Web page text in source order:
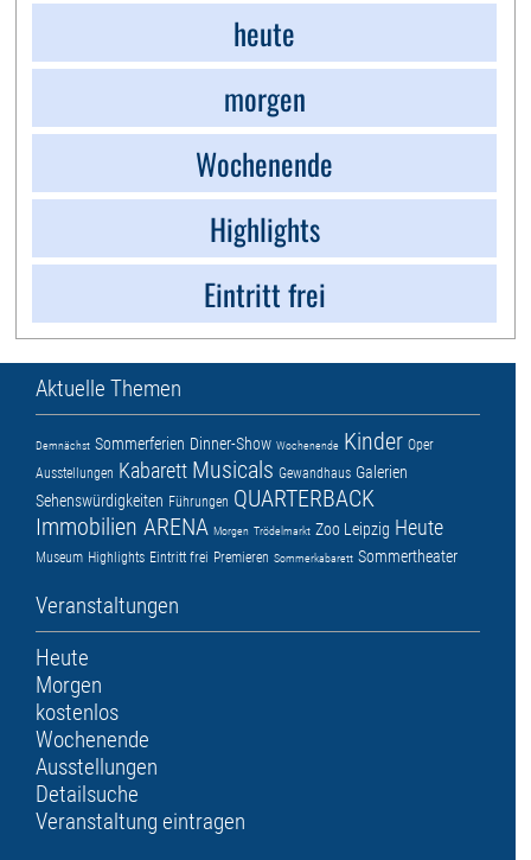
heute
morgen
Wochenende
Highlights
Eintritt frei
Aktuelle Themen
Demnächst Sommerferien Dinner-Show Wochenende Kinder Oper
Ausstellungen Kabarett Musicals Gewandhaus Galerien
Sehenswürdigkeiten Führungen QUARTERBACK
Immobilien ARENA Morgen Trödelmarkt Zoo Leipzig Heute
Museum Highlights Eintritt frei Premieren Sommerkabarett Sommertheater
Veranstaltungen
Heute
Morgen
kostenlos
Wochenende
Ausstellungen
Detailsuche
Veranstaltung eintragen